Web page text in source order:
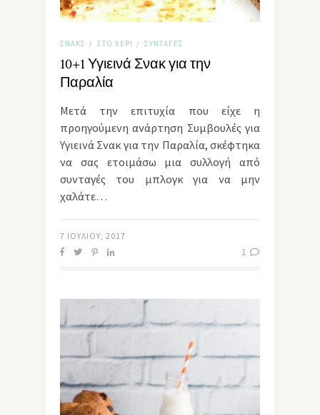
ΣΝΑΚΣ / ΣΤΟ ΧΈΡΙ / ΣΥΝΤΑΓΈΣ
10+1 Υγιεινά Σνακ για την
Παραλία
Μετά την επιτυχία που είχε η
προηγούμενη ανάρτηση Συμβουλές για
Υγιεινά Σνακ για την Παραλία, σκέφτηκα
να σας ετοιμάσω μια συλλογή από
συνταγές του μπλογκ για να μην
χαλάτε…
7 ΙΟΥΛΊΟΥ, 2017
1